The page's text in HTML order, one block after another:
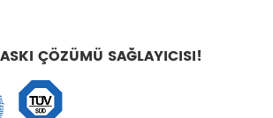
ÇÖZÜMÜ SAĞLAYICISI!